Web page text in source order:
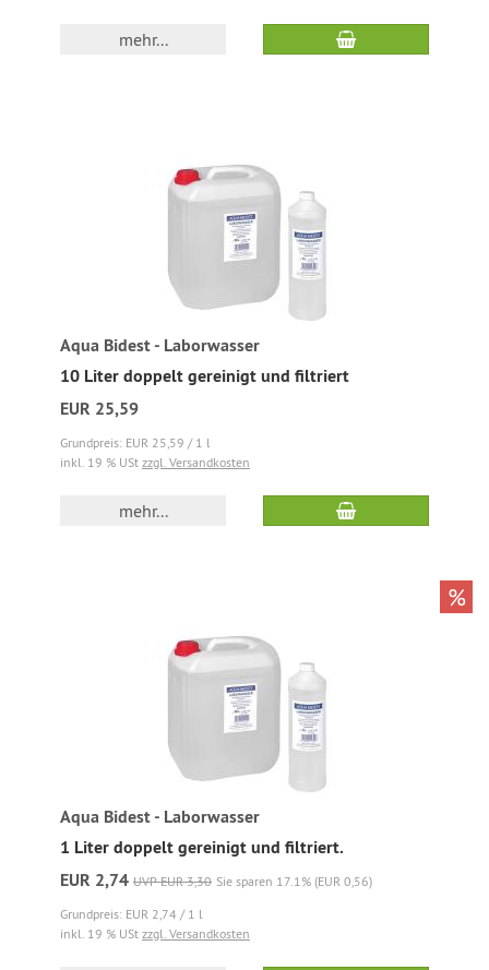
mehr...
Aqua Bidest - Laborwasser
10 Liter doppelt gereinigt und filtriert
EUR 25,59
Grundpreis: EUR 25,59 / 1 l
inkl. 19 % USt zzgl. Versandkosten
mehr...
Aqua Bidest - Laborwasser
1 Liter doppelt gereinigt und filtriert.
EUR 2,74 UVP EUR 3,30 Sie sparen 17.1% (EUR 0,56)
Grundpreis: EUR 2,74 / 1 l
inkl. 19 % USt zzgl. Versandkosten
%